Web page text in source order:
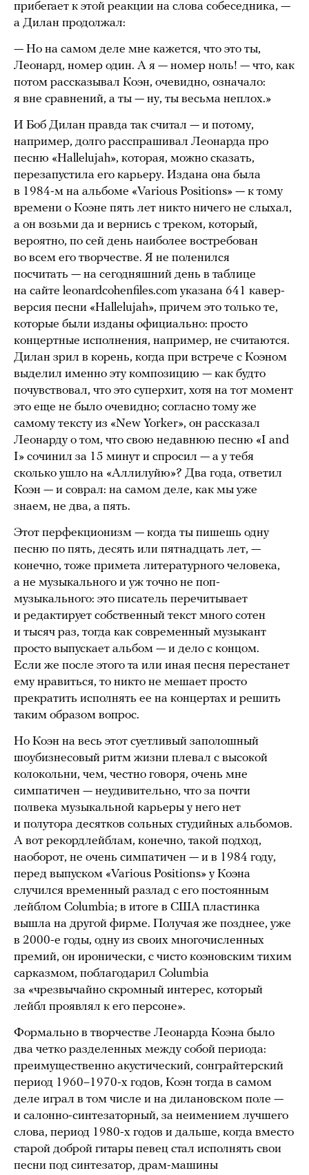
прибегает к этой реакции на слова собеседника, —
а Дилан продолжал:
— Но на самом деле мне кажется, что это ты,
Леонард, номер один. А я — номер ноль! — что, как
потом рассказывал Коэн, очевидно, означало:
я вне сравнений, а ты — ну, ты весьма неплох.»
И Боб Дилан правда так считал — и потому,
например, долго расспрашивал Леонарда про
песню «Hallelujah», которая, можно сказать,
перезапустила его карьеру. Издана она была
в 1984-м на альбоме «Various Positions» — к тому
времени о Коэне пять лет никто ничего не слыхал,
а он возьми да и вернись с треком, который,
вероятно, по сей день наиболее востребован
во всем его творчестве. Я не поленился
посчитать — на сегодняшний день в таблице
на сайте leonardcohenfiles.com указана 641 кавер-
версия песни «Hallelujah», причем это только те,
которые были изданы официально: просто
концертные исполнения, например, не считаются.
Дилан зрил в корень, когда при встрече с Коэном
выделил именно эту композицию — как будто
почувствовал, что это суперхит, хотя на тот момент
это еще не было очевидно; согласно тому же
самому тексту из «New Yorker», он рассказал
Леонарду о том, что свою недавнюю песню «I and
I» сочинил за 15 минут и спросил — а у тебя
сколько ушло на «Аллилуйю»? Два года, ответил
Коэн — и соврал: на самом деле, как мы уже
знаем, не два, а пять.
Этот перфекционизм — когда ты пишешь одну
песню по пять, десять или пятнадцать лет, —
конечно, тоже примета литературного человека,
а не музыкального и уж точно не поп-
музыкального: это писатель перечитывает
и редактирует собственный текст много сотен
и тысяч раз, тогда как современный музыкант
просто выпускает альбом — и дело с концом.
Если же после этого та или иная песня перестанет
ему нравиться, то никто не мешает просто
прекратить исполнять ее на концертах и решить
таким образом вопрос.
Но Коэн на весь этот суетливый заполошный
шоубизнесовый ритм жизни плевал с высокой
колокольни, чем, честно говоря, очень мне
симпатичен — неудивительно, что за почти
полвека музыкальной карьеры у него нет
и полутора десятков сольных студийных альбомов.
А вот рекордлейблам, конечно, такой подход,
наоборот, не очень симпатичен — и в 1984 году,
перед выпуском «Various Positions» у Коэна
случился временный разлад с его постоянным
лейблом Columbia; в итоге в США пластинка
вышла на другой фирме. Получая же позднее, уже
в 2000-е годы, одну из своих многочисленных
премий, он иронически, с чисто коэновским тихим
сарказмом, поблагодарил Columbia
за «чрезвычайно скромный интерес, который
лейбл проявлял к его персоне».
Формально в творчестве Леонарда Коэна было
два четко разделенных между собой периода:
преимущественно акустический, сонграйтерский
период 1960–1970-х годов, Коэн тогда в самом
деле играл в том числе и на дилановском поле —
и салонно-синтезаторный, за неимением лучшего
слова, период 1980-х годов и дальше, когда вместо
старой доброй гитары певец стал исполнять свои
песни под синтезатор, драм-машины